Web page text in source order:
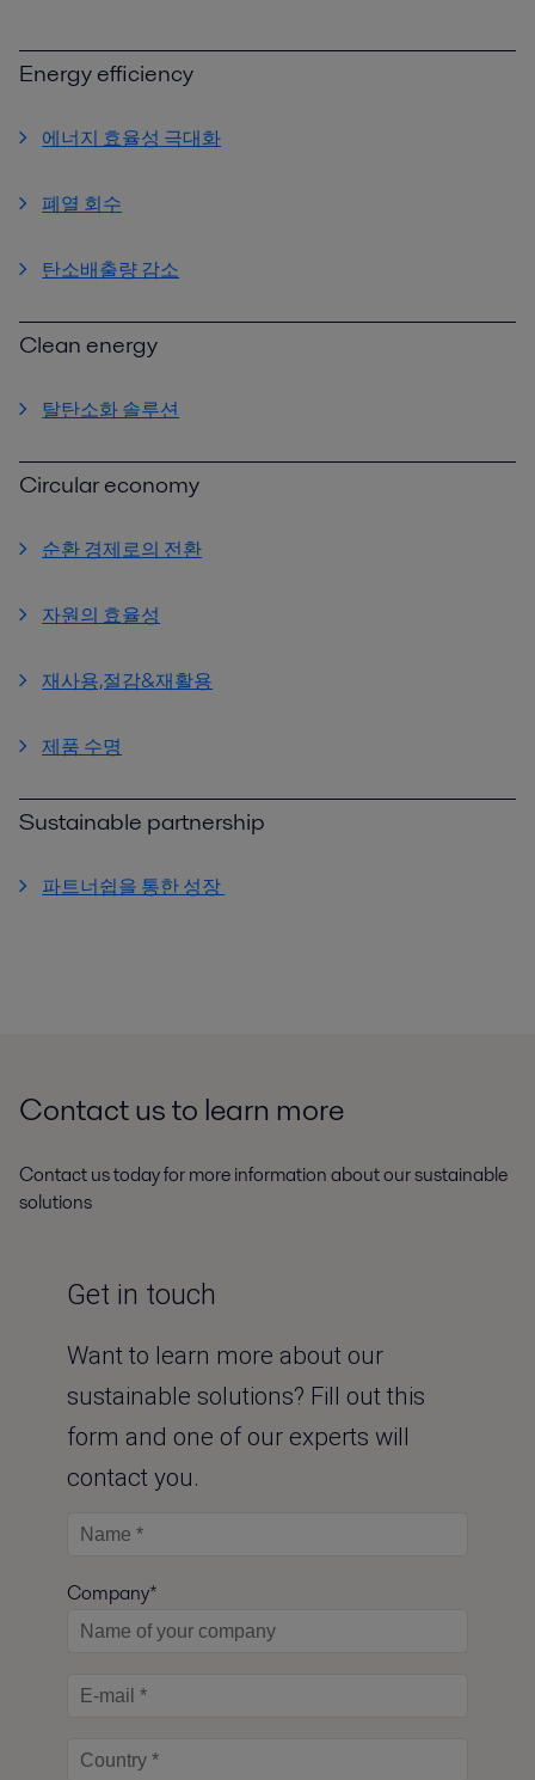
Energy efficiency
에너지 효율성 극대화
폐열 회수
탄소배출량 감소
Clean energy
탈탄소화 솔루션
Circular economy
순환 경제로의 전환
자원의 효율성
재사용,절감&재활용
제품 수명
Sustainable partnership
파트너쉽을 통한 성장
Contact us to learn more
Contact us today for more information about our sustainable
solutions
Get in touch
Want to learn more about our
sustainable solutions? Fill out this
form and one of our experts will
contact you.
Company*